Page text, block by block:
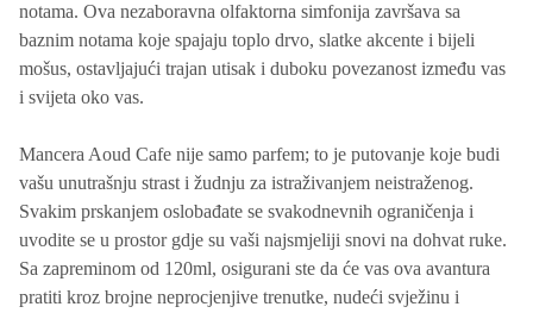
notama. Ova nezaboravna olfaktorna simfonija završava sa
baznim notama koje spajaju toplo drvo, slatke akcente i bijeli
mošus, ostavljajući trajan utisak i duboku povezanost između vas
i svijeta oko vas.
Mancera Aoud Cafe nije samo parfem; to je putovanje koje budi
vašu unutrašnju strast i žudnju za istraživanjem neistraženog.
Svakim prskanjem oslobađate se svakodnevnih ograničenja i
uvodite se u prostor gdje su vaši najsmjeliji snovi na dohvat ruke.
Sa zapreminom od 120ml, osigurani ste da će vas ova avantura
pratiti kroz brojne neprocjenjive trenutke, nudeći svježinu i